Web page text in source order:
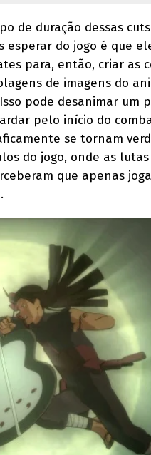
de duração dessas
do jogo é que
para, então, criar as
de imagens do
pode desanimar um
pelo início do
se tornam
do jogo, onde as
que apenas